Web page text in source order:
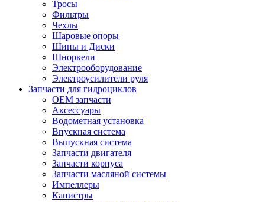
Тросы
Фильтры
Чехлы
Шаровые опоры
Шины и Диски
Шноркели
Электрооборудование
Электроусилители руля
Запчасти для гидроциклов
OEM запчасти
Аксессуары
Водометная установка
Впускная система
Выпускная система
Запчасти двигателя
Запчасти корпуса
Запчасти масляной системы
Импеллеры
Канистры